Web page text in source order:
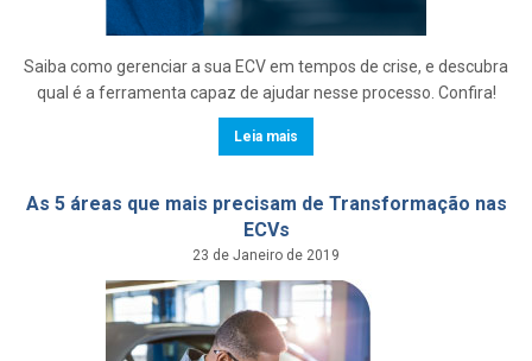
Saiba como gerenciar a sua ECV em tempos de crise, e descubra
qual é a ferramenta capaz de ajudar nesse processo. Confira!
Leia mais
As 5 áreas que mais precisam de Transformação nas
ECVs
23 de Janeiro de 2019